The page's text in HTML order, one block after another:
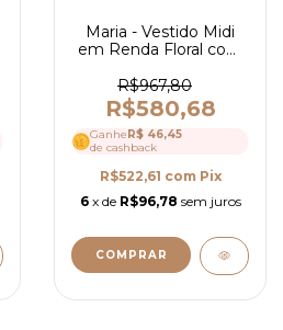
Maria - Vestido Midi
em Renda Floral com
R$967,80
R$580,68
Ganhe R$ 46,45
de cashback
R$522,61 com Pix
6 x de R$96,78 sem juros
COMPRAR